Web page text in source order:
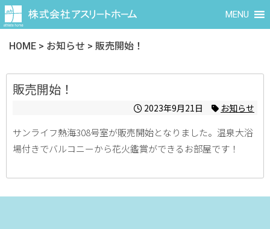
MENU
HOME > お知らせ > 販売開始！
販売開始！
2023年9月21日 お知らせ
サンライフ熱海308号室が販売開始となりました。温泉大浴
場付きでバルコニーから花火鑑賞ができるお部屋です！